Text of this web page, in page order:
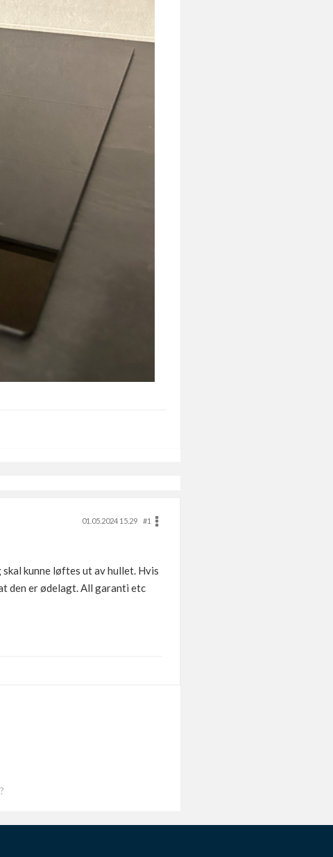
01.05.2024 15.29
#1
kunne løftes ut av hullet. Hvis
den er ødelagt. All garanti etc